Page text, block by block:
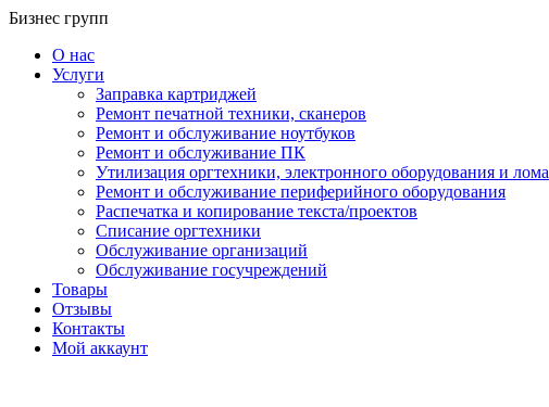
Перейти
содержанию
Бизнес групп
О нас
Услуги
Заправка картриджей
Ремонт печатной техники, сканеров
Ремонт и обслуживание ноутбуков
Ремонт и обслуживание ПК
Утилизация оргтехники, электронного оборудования и лома
Ремонт и обслуживание периферийного оборудования
Распечатка и копирование текста/проектов
Списание оргтехники
Обслуживание организаций
Обслуживание госучреждений
Товары
Отзывы
Контакты
Мой аккаунт